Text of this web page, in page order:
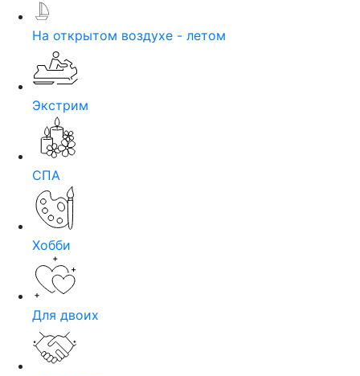
На открытом воздухе - летом
Экстрим
СПА
Хобби
Для двоих